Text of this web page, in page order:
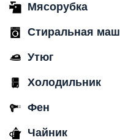
Мясорубка
Стиральная
Утюг
Холодильник
Фен
Чайник